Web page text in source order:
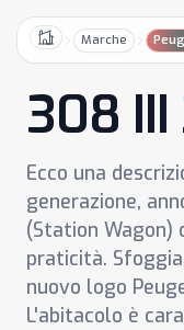
HomeMarche
308 III
Ecco una
generazione,
(Station Wagon)
praticità.
nuovo logo
L'abitacolo è